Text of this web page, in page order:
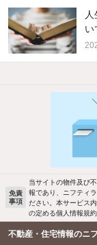
い
他の人はこんな条
バス・トイレ別
駐車場あり
洗濯機置場あ
エアコンあり
免責
事項
当サイトの物件及び
報であり、ニフティ
ださい。本サービス
の定める個人情報規
不動産・住宅情報のニ